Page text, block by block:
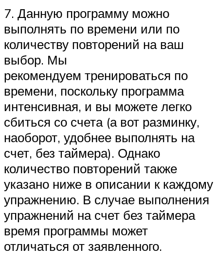
7. Данную программу можно
выполнять по времени или по
количеству повторений на ваш
выбор. Мы
рекомендуем тренироваться по
времени, поскольку программа
интенсивная, и вы можете легко
сбиться со счета (а вот разминку,
наоборот, удобнее выполнять на
счет, без таймера). Однако
количество повторений также
указано ниже в описании к каждому
упражнению. В случае выполнения
упражнений на счет без таймера
время программы может
отличаться от заявленного.